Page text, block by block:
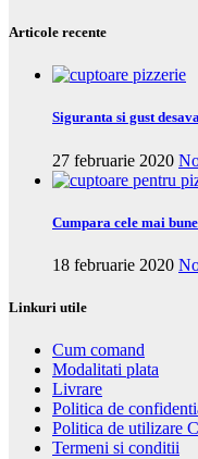
Articole recente
Siguranta si gust
27 februarie 2020
Cumpara cele mai
18 februarie 2020
Linkuri utile
Cum comand
Modalitati plata
Livrare
Politica de
Politica de utilizare
Termeni si conditii